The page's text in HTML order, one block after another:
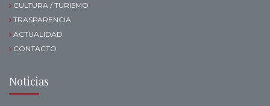
CULTURA / TURISMO
TRASPARENCIA
ACTUALIDAD
CONTACTO
Noticias